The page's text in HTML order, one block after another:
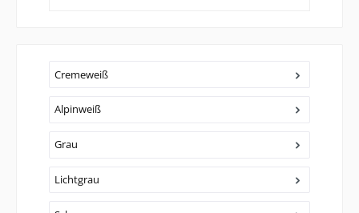
Cremeweiß
Alpinweiß
Grau
Lichtgrau